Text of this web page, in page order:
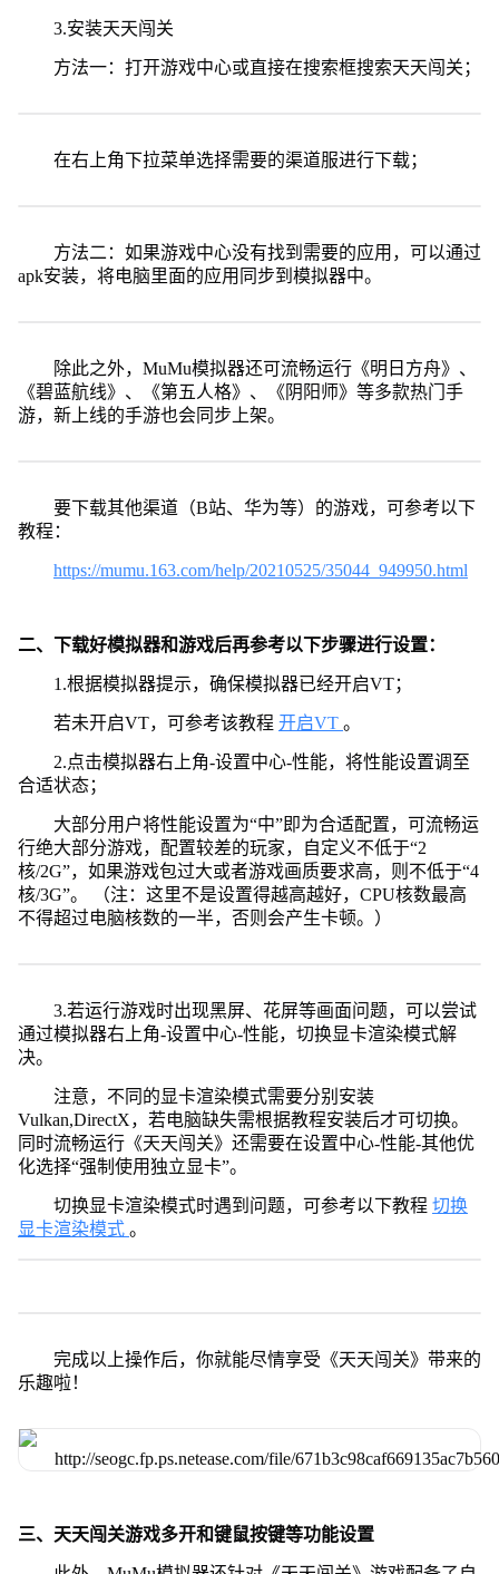
3.安装天天闯关
方法一：打开游戏中心或直接在搜索框搜索天天闯关；
在右上角下拉菜单选择需要的渠道服进行下载；
方法二：如果游戏中心没有找到需要的应用，可以通过
apk安装，将电脑里面的应用同步到模拟器中。
除此之外，MuMu模拟器还可流畅运行《明日方舟》、
《碧蓝航线》、《第五人格》、《阴阳师》等多款热门手
游，新上线的手游也会同步上架。
要下载其他渠道（B站、华为等）的游戏，可参考以下
教程：
https://mumu.163.com/help/20210525/35044_949950.html
二、下载好模拟器和游戏后再参考以下步骤进行设置：
1.根据模拟器提示，确保模拟器已经开启VT；
若未开启VT，可参考该教程 开启VT 。
2.点击模拟器右上角-设置中心-性能，将性能设置调至
合适状态；
大部分用户将性能设置为“中”即为合适配置，可流畅运
行绝大部分游戏，配置较差的玩家，自定义不低于“2
核/2G”，如果游戏包过大或者游戏画质要求高，则不低于“4
核/3G”。 （注：这里不是设置得越高越好，CPU核数最高
不得超过电脑核数的一半，否则会产生卡顿。）
3.若运行游戏时出现黑屏、花屏等画面问题，可以尝试
通过模拟器右上角-设置中心-性能，切换显卡渲染模式解
决。
注意，不同的显卡渲染模式需要分别安装
Vulkan,DirectX，若电脑缺失需根据教程安装后才可切换。
同时流畅运行《天天闯关》还需要在设置中心-性能-其他优
化选择“强制使用独立显卡”。
切换显卡渲染模式时遇到问题，可参考以下教程 切换
显卡渲染模式 。
完成以上操作后，你就能尽情享受《天天闯关》带来的
乐趣啦！
三、天天闯关游戏多开和键鼠按键等功能设置